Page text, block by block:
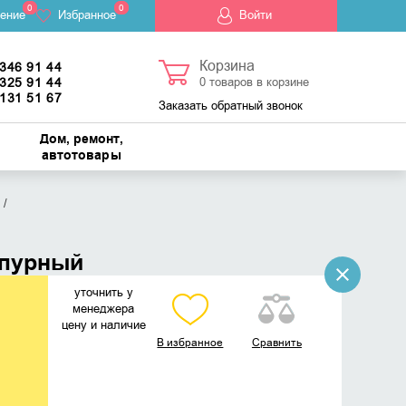
0 Избранное 0 Войти
91 44
91 44
51 67
Корзина
0товаров в корзине
Заказать обратный звонок
Дом, ремонт,
автотовары
уточнить у
менеджера
цену и наличие
В избранное Сравнить